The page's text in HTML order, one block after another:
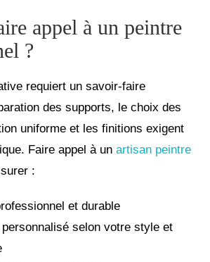
appel à un peintre
?
requiert un savoir-faire
des supports, le choix des
uniforme et les finitions exigent
Faire appel à un artisan peintre
:
et durable
personnalisé selon votre style et